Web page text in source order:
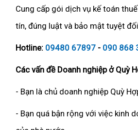
Cung cấp gói dịch vụ kế toán
tín, đúng luật và bảo mật tuyệt
Hotline: 09480 67897 - 090 868
Các vấn đề Doanh nghiệp ở Quỳ
- Bạn là chủ doanh nghiệp Quỳ
- Bạn quá bận rộng với việc kinh